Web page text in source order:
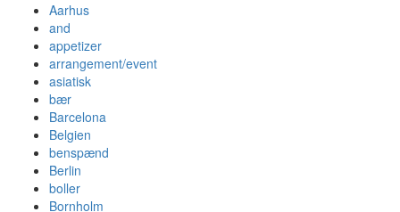
Aarhus
and
appetizer
arrangement/event
asiatisk
bær
Barcelona
Belgien
benspænd
Berlin
boller
Bornholm